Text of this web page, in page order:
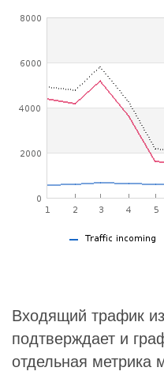
Входящий трафик
подтверждает и
отдельная метрика